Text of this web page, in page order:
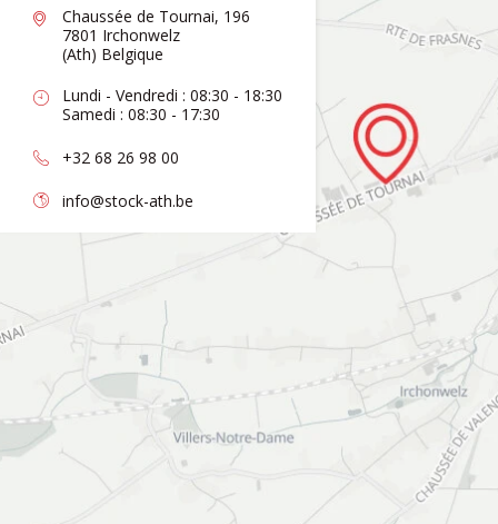
Chaussée de Tournai, 196
7801 Irchonwelz
(Ath) Belgique
Lundi - Vendredi : 08:30 - 18:30
Samedi : 08:30 - 17:30
+32 68 26 98 00
info@stock-ath.be